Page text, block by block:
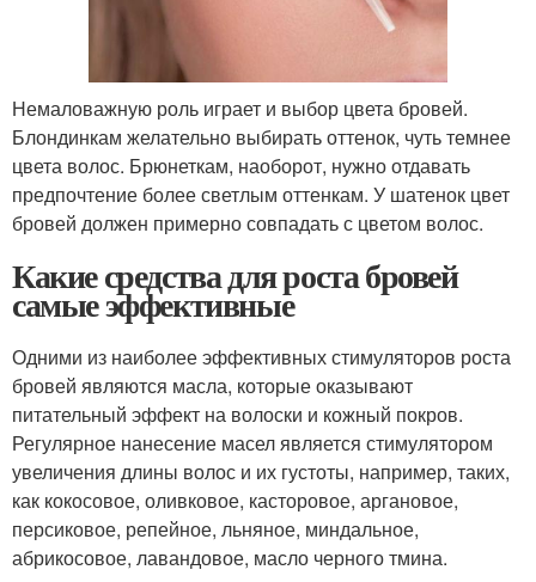
Немаловажную роль играет и выбор цвета бровей.
Блондинкам желательно выбирать оттенок, чуть темнее
цвета волос. Брюнеткам, наоборот, нужно отдавать
предпочтение более светлым оттенкам. У шатенок цвет
бровей должен примерно совпадать с цветом волос.
Какие средства для роста бровей
самые эффективные
Одними из наиболее эффективных стимуляторов роста
бровей являются масла, которые оказывают
питательный эффект на волоски и кожный покров.
Регулярное нанесение масел является стимулятором
увеличения длины волос и их густоты, например, таких,
как кокосовое, оливковое, касторовое, аргановое,
персиковое, репейное, льняное, миндальное,
абрикосовое, лавандовое, масло черного тмина.